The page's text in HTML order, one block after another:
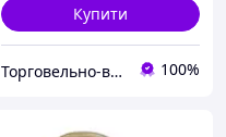
Купити
Торговельно-виробнича компанія "ДОМЗА" 100%